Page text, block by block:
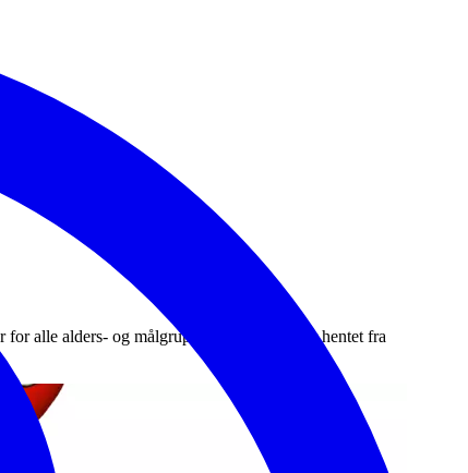
alle alders- og målgrupper, men casene er hentet fra